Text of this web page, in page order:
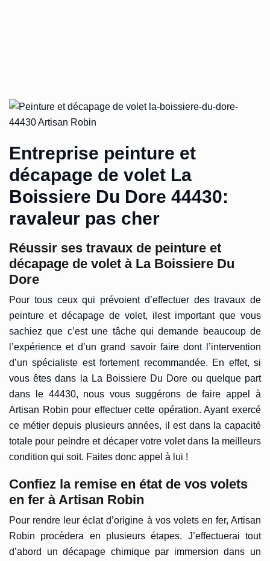
Entreprise peinture et
décapage de volet La
Boissiere Du Dore 44430:
ravaleur pas cher
Réussir ses travaux de peinture et
décapage de volet à La Boissiere Du
Dore
Pour tous ceux qui prévoient d’effectuer des travaux de
peinture et décapage de volet, ilest important que vous
sachiez que c’est une tâche qui demande beaucoup de
l’expérience et d’un grand savoir faire dont l’intervention
d’un spécialiste est fortement recommandée. En effet, si
vous êtes dans la La Boissiere Du Dore ou quelque part
dans le 44430, nous vous suggérons de faire appel à
Artisan Robin pour effectuer cette opération. Ayant exercé
ce métier depuis plusieurs années, il est dans la capacité
totale pour peindre et décaper votre volet dans la meilleurs
condition qui soit. Faites donc appel à lui !
Confiez la remise en état de vos volets
en fer à Artisan Robin
Pour rendre leur éclat d’origine à vos volets en fer, Artisan
Robin procèdera en plusieurs étapes. J’effectuerai tout
d’abord un décapage chimique par immersion dans un